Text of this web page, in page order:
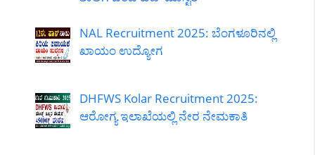
NAL Recruitment 2025: ಬೆಂಗಳೂರಿನಲ್ಲಿ
ಖಾಯಂ ಉದ್ಯೋಗ
DHFWS Kolar Recruitment 2025:
ಆರೋಗ್ಯ ಇಲಾಖೆಯಲ್ಲಿ ನೇರ ನೇಮಕಾತಿ